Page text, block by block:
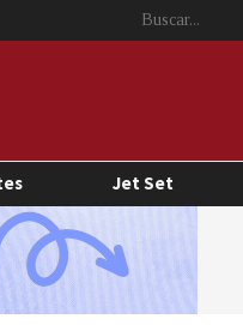
Jet Set